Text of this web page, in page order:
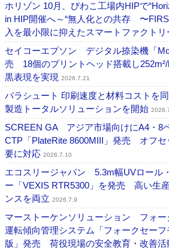
ホリゾン 10月、びわこ工場内HIPで
in HIP開催へ～“無人化との共存 〜
入を最小限に抑えたスマートファクト
セイコーエプソン デジタル捺染機「
売 18個のプリントヘッド搭載し
黒表現を実現 2026.7.21
パラシュート 印刷速度と材料コストを
製造トータルソリューションを開始
SCREEN GA アジア市場向けにA4・8
CTP「PlateRite 8600MIII」発売 オフセ
要に対応 2026.7.10
エコスリージャパン 5.3m幅UVロール
ー「VEXIS RTR5300」を発売 高い生
ンスを両立 2026.7.9
マーストーケンソリューション フォー
運転傾向管理システム「フォークセー
版」発売 荷役現場の安全教育・改善活